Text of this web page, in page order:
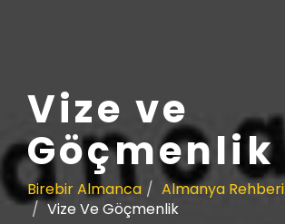
Vize ve
Göçmenlik
Birebir Almanca
Almanya Rehberi
Vize Ve Göçmenlik